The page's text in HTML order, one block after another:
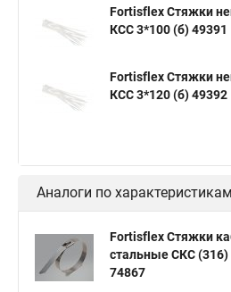
Стяжки для кабелей металлические
Хомут стяжка это Хомут стяжка
Купить стяжки кабельную
Хомуты стяжки нейлон Хомуты
Стяжки маркеры Стяжка
Прайс на цены по стяжке
Fortisflex Стяжки
КСС 3*100 (б) 49391
Fortisflex Стяжки
КСС 3*120 (б) 49392
Аналоги по характеристикам
Fortisflex Стяжки
стальные СКС (316)
74867